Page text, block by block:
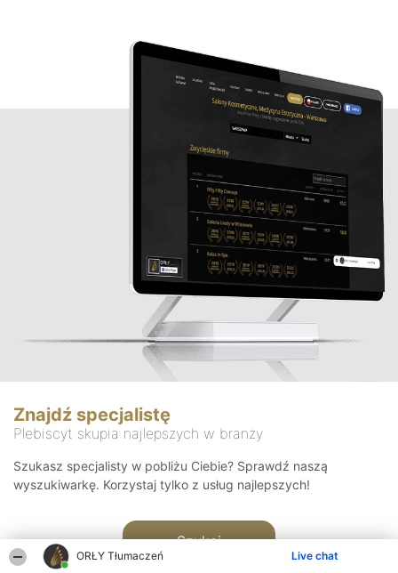
ORŁY Tłumaczeń Live chat
Znajdź specjalistę
Plebiscyt skupia najlepszych w branży
Szukasz specjalisty w pobliżu Ciebie? Sprawdź naszą
wyszukiwarkę. Korzystaj tylko z usług najlepszych!
Szukaj